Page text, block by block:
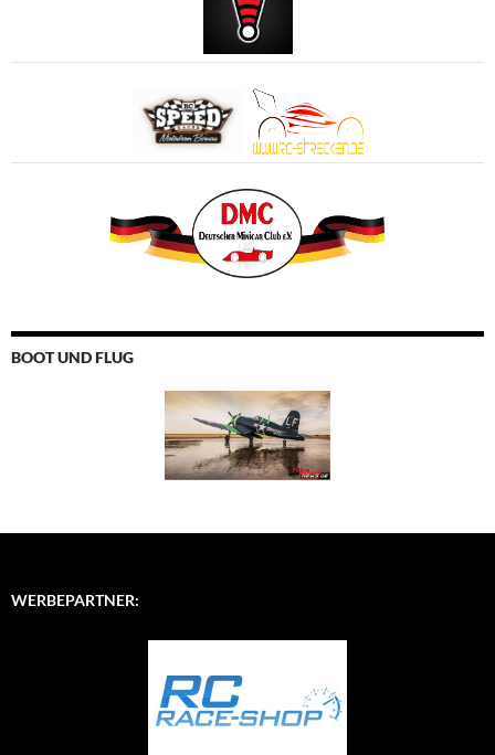
BOOT UND FLUG
WERBEPARTNER: